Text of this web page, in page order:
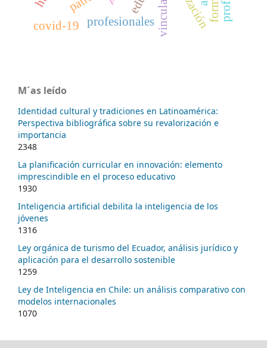
profesionales
covid-19
M´as leído
Identidad cultural y tradiciones en Latinoamérica:
Perspectiva bibliográfica sobre su revalorización e
importancia
2348
La planificación curricular en innovación: elemento
imprescindible en el proceso educativo
1930
Inteligencia artificial debilita la inteligencia de los
jóvenes
1316
Ley orgánica de turismo del Ecuador, análisis jurídico y
aplicación para el desarrollo sostenible
1259
Ley de Inteligencia en Chile: un análisis comparativo con
modelos internacionales
1070